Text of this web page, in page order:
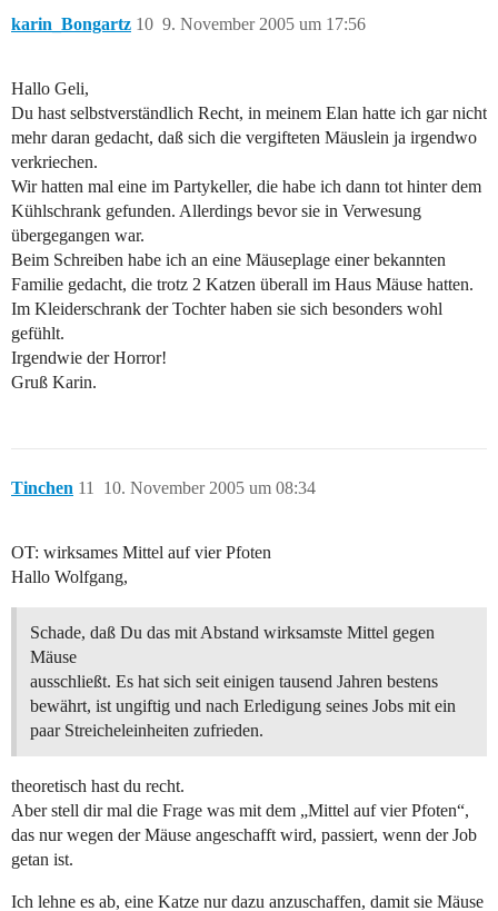
karin_Bongartz 9. November 2005 um 17:56
10
Hallo Geli,
Du hast selbstverständlich Recht, in meinem Elan hatte ich gar nicht
mehr daran gedacht, daß sich die vergifteten Mäuslein ja irgendwo
verkriechen.
Wir hatten mal eine im Partykeller, die habe ich dann tot hinter dem
Kühlschrank gefunden. Allerdings bevor sie in Verwesung
übergegangen war.
Beim Schreiben habe ich an eine Mäuseplage einer bekannten
Familie gedacht, die trotz 2 Katzen überall im Haus Mäuse hatten.
Im Kleiderschrank der Tochter haben sie sich besonders wohl
gefühlt.
Irgendwie der Horror!
Gruß Karin.
Tinchen 10. November 2005 um 08:34
11
OT: wirksames Mittel auf vier Pfoten
Hallo Wolfgang,
Schade, daß Du das mit Abstand wirksamste Mittel gegen
Mäuse
ausschließt. Es hat sich seit einigen tausend Jahren bestens
bewährt, ist ungiftig und nach Erledigung seines Jobs mit ein
paar Streicheleinheiten zufrieden.
theoretisch hast du recht.
Aber stell dir mal die Frage was mit dem „Mittel auf vier Pfoten“,
das nur wegen der Mäuse angeschafft wird, passiert, wenn der Job
getan ist.
Ich lehne es ab, eine Katze nur dazu anzuschaffen, damit sie Mäuse